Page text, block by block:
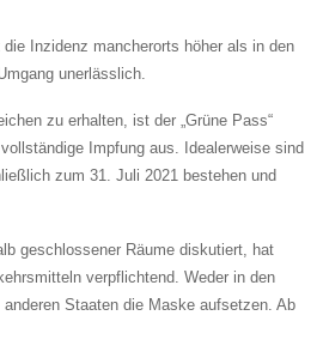
Inzidenz mancherorts höher als in den
unerlässlich.
zu erhalten, ist der „Grüne Pass“
Impfung aus. Idealerweise sind
zum 31. Juli 2021 bestehen und
geschlossener Räume diskutiert, hat
verpflichtend. Weder in den
Staaten die Maske aufsetzen. Ab